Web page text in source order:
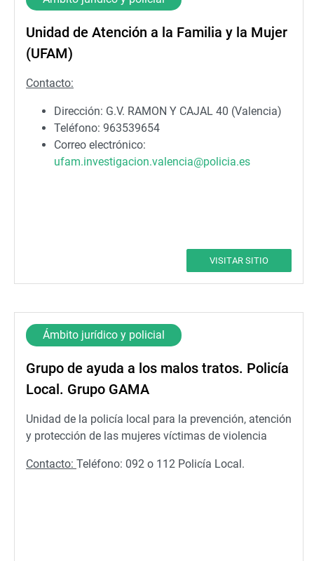
Unidad de Atención a la Familia y la Mujer
(UFAM)
Contacto:
Dirección: G.V. RAMON Y CAJAL 40 (Valencia)
Teléfono: 963539654
Correo electrónico:
ufam.investigacion.valencia@policia.es
VISITAR SITIO
Ámbito jurídico y policial
Grupo de ayuda a los malos tratos. Policía
Local. Grupo GAMA
Unidad de la policía local para la prevención, atención
y protección de las mujeres víctimas de violencia
Contacto: Teléfono: 092 o 112 Policía Local.